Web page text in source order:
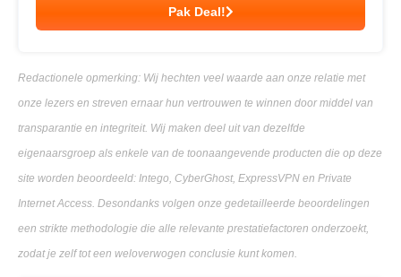
Redactionele opmerking: Wij hechten veel waarde aan onze relatie met
onze lezers en streven ernaar hun vertrouwen te winnen door middel van
transparantie en integriteit. Wij maken deel uit van dezelfde
eigenaarsgroep als enkele van de toonaangevende producten die op deze
site worden beoordeeld: Intego, CyberGhost, ExpressVPN en Private
Internet Access. Desondanks volgen onze gedetailleerde beoordelingen
een strikte methodologie die alle relevante prestatiefactoren onderzoekt,
zodat je zelf tot een weloverwogen conclusie kunt komen.
Pak Deal!